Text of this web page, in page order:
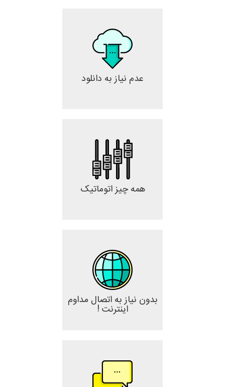
عدم نیاز به دانلود
همه چیز اتوماتیک
بدون نیاز به اتصال مداوم
اینترنت !